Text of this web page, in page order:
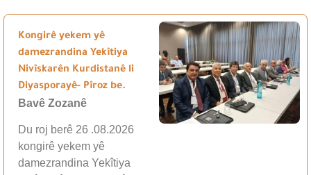
Kongirê yekem yê
damezrandina Yekîtiya
Nivîskarên Kurdistanê li
Diyasporayê- Pîroz be.
Bavê Zozanê
Du roj berê 26 .08.2026
kongirê yekem yê
damezrandina Yekîtiya